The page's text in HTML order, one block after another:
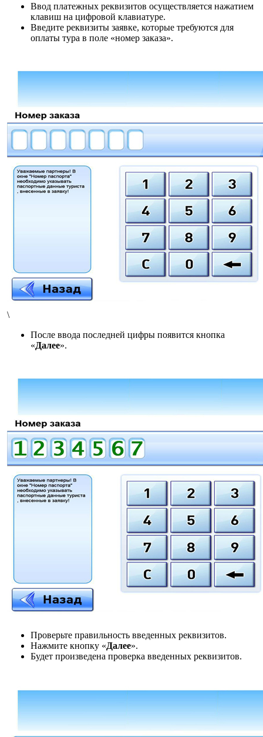
Ввод платежных реквизитов осуществляется нажатием
клавиш на цифровой клавиатуре.
Введите реквизиты заявке, которые требуются для
оплаты тура в поле «номер заказа».
\
После ввода последней цифры появится кнопка
«Далее».
Проверьте правильность введенных реквизитов.
Нажмите кнопку «Далее».
Будет произведена проверка введенных реквизитов.